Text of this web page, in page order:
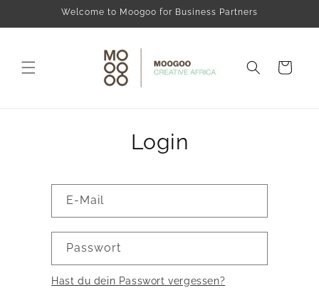
Inhalt
Welcome to Moogoo for Business Partners
Warenkorb
Login
E-Mail
Passwort
Hast du dein Passwort vergessen?